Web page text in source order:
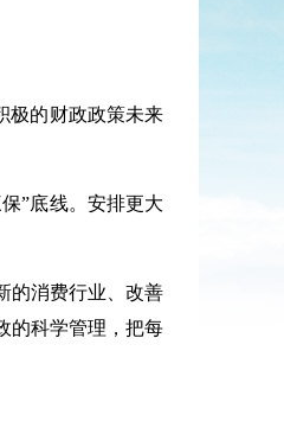
极的财政政策未来
”底线。安排更大
的消费行业、改善
的科学管理，把每